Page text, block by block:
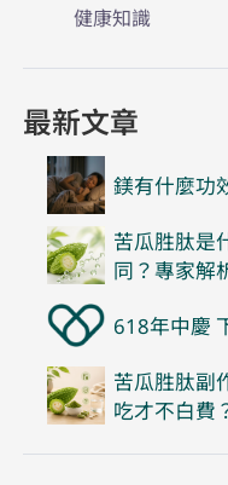
健康知識
最新文章
鎂有什麼功
苦瓜胜肽是
同？專家解
618年中慶
苦瓜胜肽副
吃才不白費